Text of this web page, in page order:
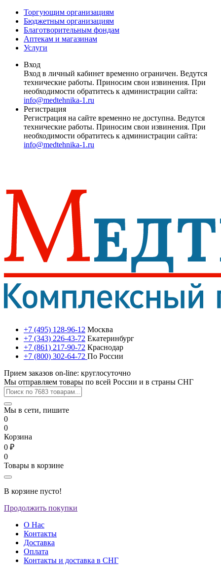
Торгующим организациям
Бюджетным организациям
Благотворительным фондам
Аптекам и магазинам
Услуги
Вход
Вход в личный кабинет временно ограничен. Ведутся
технические работы. Приносим свои извинения. При
необходимости обратитесь к администрации сайта:
info@medtehnika-1.ru
Регистрация
Регистрация на сайте временно не доступна. Ведутся
технические работы. Приносим свои извинения. При
необходимости обратитесь к администрации сайта:
info@medtehnika-1.ru
+7 (495) 128-96-12 Москва
+7 (343) 226-43-72 Екатеринбург
+7 (861) 217-90-72 Краснодар
+7 (800) 302-64-72 По России
Прием заказов on-line: круглосуточно
Мы отправляем товары по всей России и в страны СНГ
Мы в сети, пишите
0
0
Корзина
0 ₽
0
Товары в корзине
В корзине пусто!
Продолжить покупки
О Нас
Контакты
Доставка
Оплата
Контакты и доставка в СНГ